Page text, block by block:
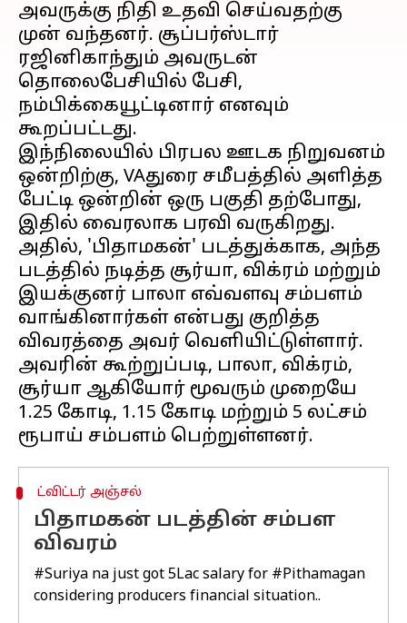
அவருக்கு நிதி உதவி செய்வதற்கு
முன் வந்தனர். சூப்பர்ஸ்டார்
ரஜினிகாந்தும் அவருடன்
தொலைபேசியில் பேசி,
நம்பிக்கையூட்டினார் எனவும்
கூறப்பட்டது.
இந்நிலையில் பிரபல ஊடக நிறுவனம்
ஒன்றிற்கு, VAதுரை சமீபத்தில் அளித்த
பேட்டி ஒன்றின் ஒரு பகுதி தற்போது,
இதில் வைரலாக பரவி வருகிறது.
அதில், 'பிதாமகன்' படத்துக்காக, அந்த
படத்தில் நடித்த சூர்யா, விக்ரம் மற்றும்
இயக்குனர் பாலா எவ்வளவு சம்பளம்
வாங்கினார்கள் என்பது குறித்த
விவரத்தை அவர் வெளியிட்டுள்ளார்.
அவரின் கூற்றுப்படி, பாலா, விக்ரம்,
சூர்யா ஆகியோர் மூவரும் முறையே
1.25 கோடி, 1.15 கோடி மற்றும் 5 லட்சம்
ட்விட்டர் அஞ்சல்
பிதாமகன் படத்தின் சம்பள
விவரம்
#Suriya na just got 5Lac salary for #Pithamagan
considering producers financial situation..